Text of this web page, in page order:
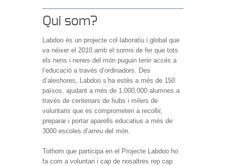
Qui som?
Labdoo és un projecte col·laboratiu i global que
va néixer el 2010 amb el somni de fer que tots
els nens i nenes del món puguin tenir accés a
l’educació a través d’ordinadors. Des
d’aleshores, Labdoo s’ha estès a més de 150
països, ajudant a més de 1,000,000 alumnes a
través de centenars de hubs i milers de
voluntaris que es comprometen a recollir,
preparar i portar aparells educatius a més de
3000 escoles d’arreu del món.
Tothom que participa en el Projecte Labdoo ho
fa com a voluntari i cap de nosaltres rep cap